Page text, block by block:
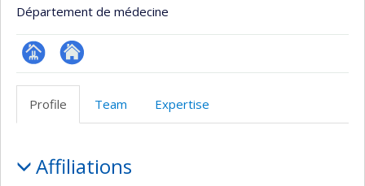
Département de médecine
Page
Facultaire
Site
de
recherche
Profile Team Expertise
Affiliations